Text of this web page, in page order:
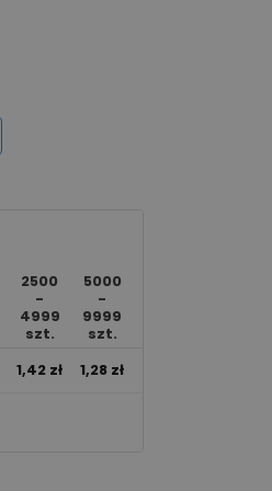
2500
-
4999
szt.
5000
-
9999
szt.
1,42 zł 1,28 zł